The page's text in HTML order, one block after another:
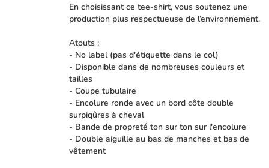
En choisissant ce tee-shirt, vous soutenez une
production plus respectueuse de l’environnement.
Atouts :
- No label (pas d'étiquette dans le col)
- Disponible dans de nombreuses couleurs et
tailles
- Coupe tubulaire
- Encolure ronde avec un bord côte double
surpiqûres à cheval
- Bande de propreté ton sur ton sur l'encolure
- Double aiguille au bas de manches et bas de
vêtement